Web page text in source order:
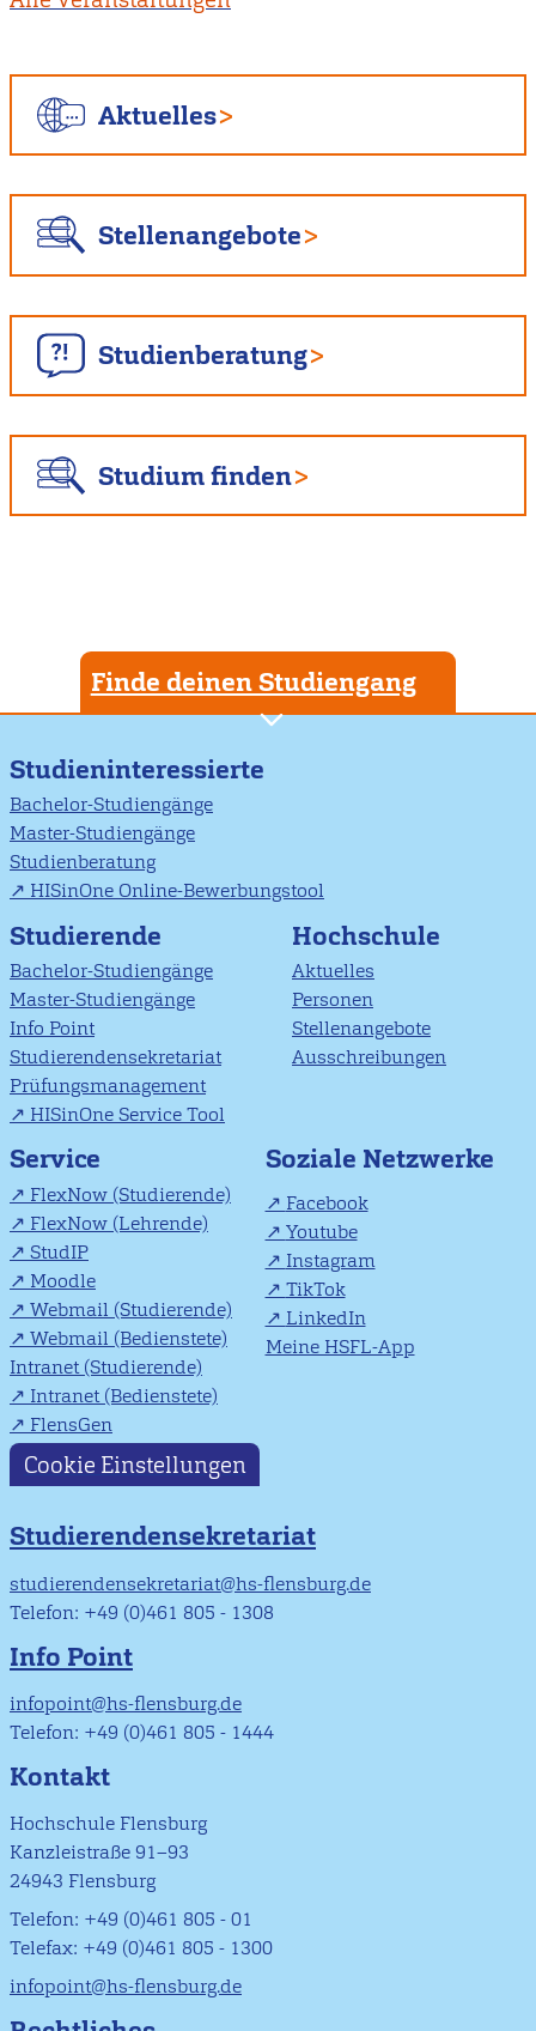
Aktuelles
Stellenangebote
Studienberatung
Studium finden
Finde deinen Studiengang
Studieninteressierte
Bachelor-Studiengänge
Master-Studiengänge
Studienberatung
HISinOne Online-Bewerbungstool
Studierende
Bachelor-Studiengänge
Master-Studiengänge
Info Point
Studierendensekretariat
Prüfungsmanagement
HISinOne Service Tool
Hochschule
Aktuelles
Personen
Stellenangebote
Ausschreibungen
Service
FlexNow (Studierende)
FlexNow (Lehrende)
StudIP
Moodle
Webmail (Studierende)
Webmail (Bedienstete)
Intranet (Studierende)
Intranet (Bedienstete)
FlensGen
Soziale Netzwerke
Facebook
Youtube
Instagram
TikTok
LinkedIn
Meine HSFL-App
Cookie Einstellungen
Studierendensekretariat
studierendensekretariat@hs-flensburg.de
Telefon: +49 (0)461 805 - 1308
Info Point
infopoint@hs-flensburg.de
Telefon: +49 (0)461 805 - 1444
Kontakt
Hochschule Flensburg
Kanzleistraße 91–93
24943 Flensburg
Telefon: +49 (0)461 805 - 01
Telefax: +49 (0)461 805 - 1300
infopoint@hs-flensburg.de